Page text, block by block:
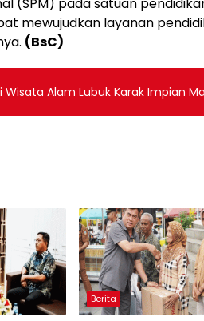
mewujudkan layanan
(BsC)
Wisata Alam Lubuk Karak Impian
Berita